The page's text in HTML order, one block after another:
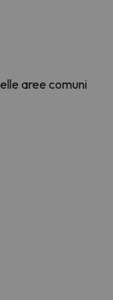
aree comuni